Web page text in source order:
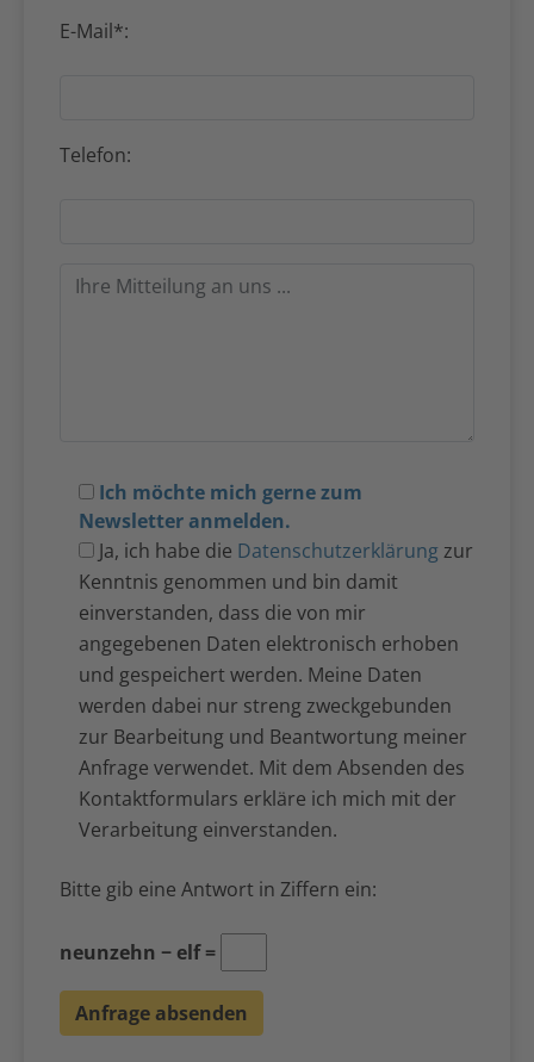
E-Mail*:
Telefon:
Ich möchte mich gerne zum
Newsletter anmelden.
Ja, ich habe die Datenschutzerklärungzur
Kenntnis genommen und bin damit
einverstanden, dass die von mir
angegebenen Daten elektronisch erhoben
und gespeichert werden. Meine Daten
werden dabei nur streng zweckgebunden
zur Bearbeitung und Beantwortung meiner
Anfrage verwendet. Mit dem Absenden des
Kontaktformulars erkläre ich mich mit der
Verarbeitung einverstanden.
Bitte gib eine Antwort in Ziffern ein:
neunzehn − elf =